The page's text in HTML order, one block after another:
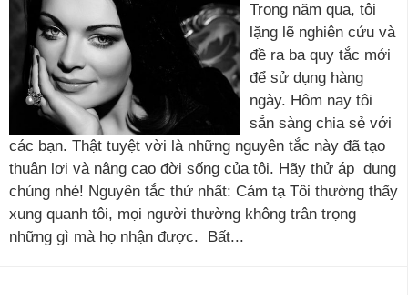
Trong năm qua, tôi
lặng lẽ nghiên cứu và
đề ra ba quy tắc mới
để sử dụng hàng
ngày. Hôm nay tôi
sẵn sàng chia sẻ với
các bạn. Thật tuyệt vời là những nguyên tắc này đã tạo
thuận lợi và nâng cao đời sống của tôi. Hãy thử áp dụng
chúng nhé! Nguyên tắc thứ nhất: Cảm tạ Tôi thường thấy
xung quanh tôi, mọi người thường không trân trọng
những gì mà họ nhận được. Bất...